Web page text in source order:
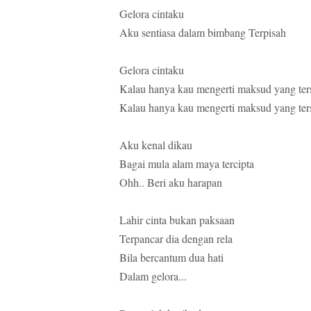
Gelora cintaku
Aku sentiasa dalam bimbang Terpisah
Gelora cintaku
Kalau hanya kau mengerti maksud yang
Kalau hanya kau mengerti maksud yang
Aku kenal dikau
Bagai mula alam maya tercipta
Ohh.. Beri aku harapan
Lahir cinta bukan paksaan
Terpancar dia dengan rela
Bila bercantum dua hati
Dalam gelora...